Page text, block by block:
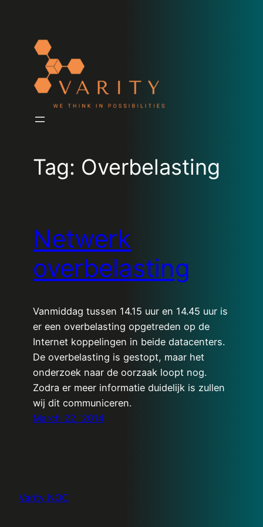
Tag: Overbelasting
Netwerk
overbelasting
Vanmiddag tussen 14.15 uur en 14.45 uur is
er een overbelasting opgetreden op de
Internet koppelingen in beide datacenters.
De overbelasting is gestopt, maar het
onderzoek naar de oorzaak loopt nog.
Zodra er meer informatie duidelijk is zullen
wij dit communiceren.
March 22, 2014
Varity NOC